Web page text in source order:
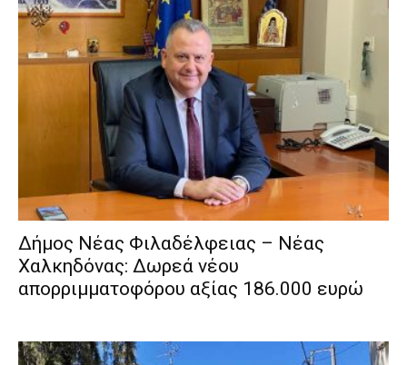
Δήμος Νέας Φιλαδέλφειας – Νέας
Χαλκηδόνας: Δωρεά νέου
απορριμματοφόρου αξίας 186.000 ευρώ